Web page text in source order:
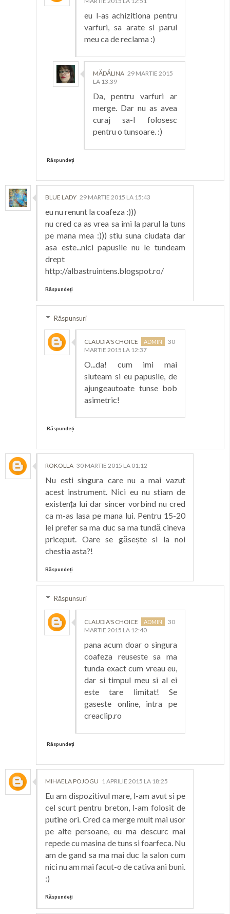
eu l-as achizitiona pentru
varfuri, sa arate si parul
meu ca de reclama :)
MĂDĂLINA 29 MARTIE 2015
LA 13:39
Da, pentru varfuri ar
merge. Dar nu as avea
curaj sa-l folosesc
pentru o tunsoare. :)
Răspundeți
BLUE LADY 29 MARTIE 2015 LA 15:43
eu nu renunt la coafeza :)))
nu cred ca as vrea sa imi la parul la tuns
pe mana mea :))) stiu suna ciudata dar
asa este...nici papusile nu le tundeam
drept
http://albastruintens.blogspot.ro/
Răspundeți
Răspunsuri
CLAUDIA'S CHOICE
30
MARTIE 2015 LA 12:37
O...da! cum imi mai
sluteam si eu papusile, de
ajungeautoate tunse bob
asimetric!
Răspundeți
ROKOLLA 30 MARTIE 2015 LA 01:12
Nu esti singura care nu a mai vazut
acest instrument. Nici eu nu stiam de
existența lui dar sincer vorbind nu cred
ca m-as lasa pe mana lui. Pentru 15-20
lei prefer sa ma duc sa ma tundă cineva
priceput. Oare se găsește si la noi
chestia asta?!
Răspundeți
Răspunsuri
CLAUDIA'S CHOICE
30
MARTIE 2015 LA 12:40
pana acum doar o singura
coafeza reuseste sa ma
tunda exact cum vreau eu,
dar si timpul meu si al ei
este tare limitat! Se
gaseste online, intra pe
creaclip.ro
Răspundeți
MIHAELA POJOGU 1 APRILIE 2015 LA 18:25
Eu am dispozitivul mare, l-am avut si pe
cel scurt pentru breton, l-am folosit de
putine ori. Cred ca merge mult mai usor
pe alte persoane, eu ma descurc mai
repede cu masina de tuns si foarfeca. Nu
am de gand sa ma mai duc la salon cum
nici nu am mai facut-o de cativa ani buni.
:)
Răspundeți